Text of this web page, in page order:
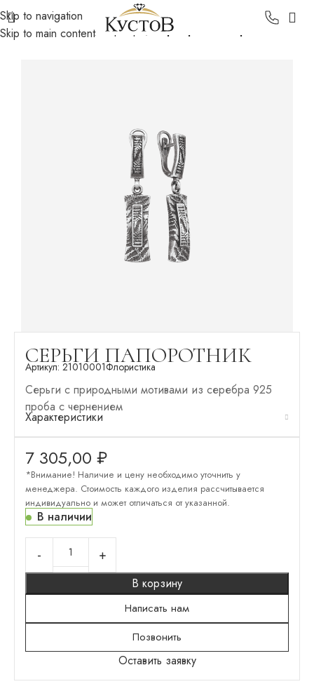
Skip to navigation
Skip to main content
Главная Каталог Серебро Серебряные серьги
СЕРЬГИ ПАПОРОТНИК
Артикул: 21010001Флористика
Серьги с природными мотивами из серебра 925
проба с чернением
Характеристики
7 305,00 ₽
*Внимание! Наличие и цену необходимо уточнить у
менеджера. Стоимость каждого изделия рассчитывается
индивидуально и может отличаться от указанной.
В наличии
В корзину
Написать нам
Позвонить
Оставить заявку